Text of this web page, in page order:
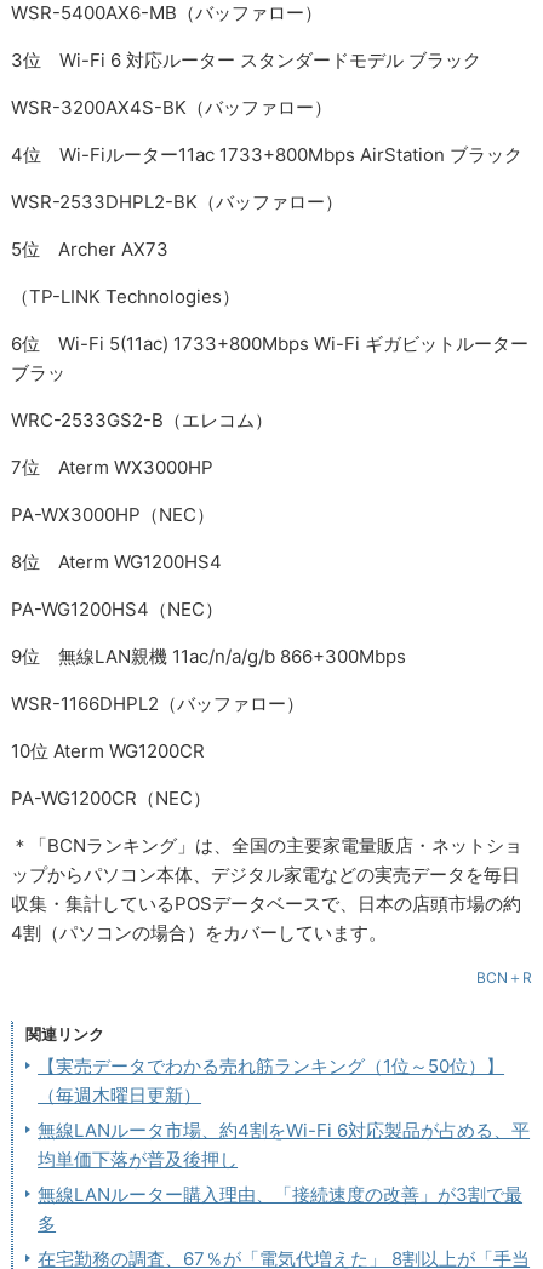
WSR-5400AX6-MB（バッファロー）
3位 Wi-Fi 6 対応ルーター スタンダードモデル ブラック
WSR-3200AX4S-BK（バッファロー）
4位 Wi-Fiルーター11ac 1733+800Mbps AirStation ブラック
WSR-2533DHPL2-BK（バッファロー）
5位 Archer AX73
（TP-LINK Technologies）
6位 Wi-Fi 5(11ac) 1733+800Mbps Wi-Fi ギガビットルーター
ブラッ
WRC-2533GS2-B（エレコム）
7位 Aterm WX3000HP
PA-WX3000HP（NEC）
8位 Aterm WG1200HS4
PA-WG1200HS4（NEC）
9位 無線LAN親機 11ac/n/a/g/b 866+300Mbps
WSR-1166DHPL2（バッファロー）
10位 Aterm WG1200CR
PA-WG1200CR（NEC）
＊「BCNランキング」は、全国の主要家電量販店・ネットショ
ップからパソコン本体、デジタル家電などの実売データを毎日
収集・集計しているPOSデータベースで、日本の店頭市場の約
4割（パソコンの場合）をカバーしています。
BCN＋R
関連リンク
【実売データでわかる売れ筋ランキング（1位～50位）】
（毎週木曜日更新）
無線LANルータ市場、約4割をWi-Fi 6対応製品が占める、平
均単価下落が普及後押し
無線LANルーター購入理由、「接続速度の改善」が3割で最
多
在宅勤務の調査、67％が「電気代増えた」 8割以上が「手当